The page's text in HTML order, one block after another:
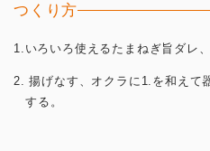
つくり方
1.いろいろ使えるたまねぎ旨ダレ
2. 揚げなす、オクラに1.を和えて
する。